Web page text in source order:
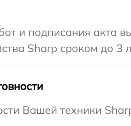
и подписания акта
Sharp сроком до 3
Вашей техники